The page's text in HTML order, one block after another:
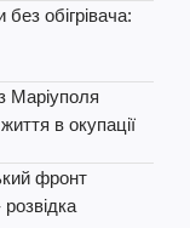
обігрівача:
Маріуполя
в окупації
фронт